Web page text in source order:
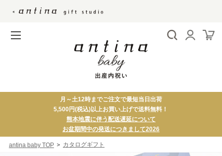
月～土12時までご注文で最短当日出荷
5,500円(税込)以上お買い上げで送料無料！
熊本地震に伴う配送遅延について
お盆期間中の発送につきまして2026
antina baby TOP＞ カタログギフト